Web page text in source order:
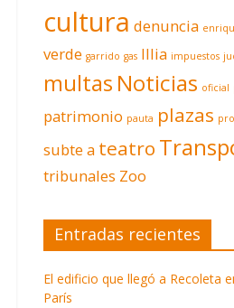
cultura denuncia
verde garrido gas Illia impuestos
multas Noticias oficial
patrimonio pauta plazas
subte a teatro
tribunales Zoo
Entradas recientes
El edificio que llegó a Recoleta
París